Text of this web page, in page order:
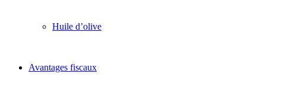
Huile d’olive
Avantages fiscaux